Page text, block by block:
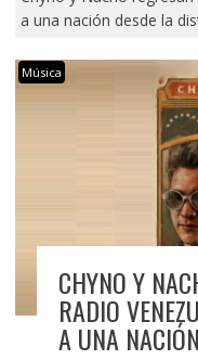
a una nación desde la
Música
CHYNO Y
RADIO
A UNA